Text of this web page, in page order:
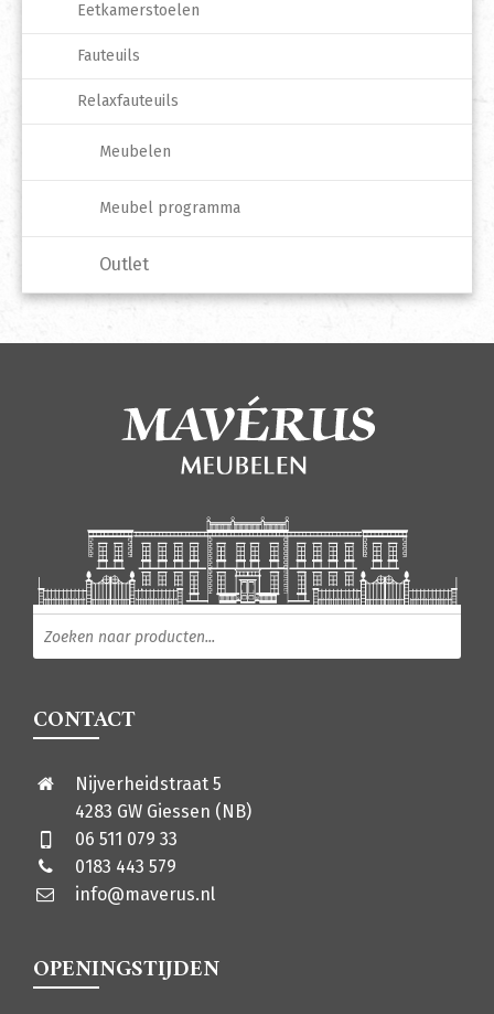
Eetkamerstoelen
Fauteuils
Relaxfauteuils
Meubelen
Meubel programma
Outlet
CONTACT
Nijverheidstraat 5
4283 GW Giessen (NB)
06 511 079 33
0183 443 579
info@maverus.nl
OPENINGSTIJDEN